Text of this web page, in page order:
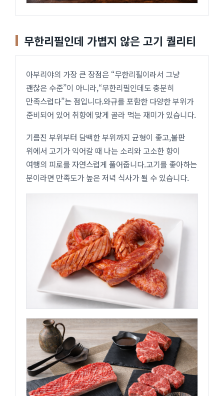
무한리필인데 가볍지 않은 고기 퀄리티
아부리야의 가장 큰 장점은 “무한리필이라서 그냥
괜찮은 수준”이 아니라,“무한리필인데도 충분히
만족스럽다”는 점입니다.와규를 포함한 다양한 부위가
준비되어 있어 취향에 맞게 골라 먹는 재미가 있습니다.
기름진 부위부터 담백한 부위까지 균형이 좋고,불판
위에서 고기가 익어갈 때 나는 소리와 고소한 향이
여행의 피로를 자연스럽게 풀어줍니다.고기를 좋아하는
분이라면 만족도가 높은 저녁 식사가 될 수 있습니다.